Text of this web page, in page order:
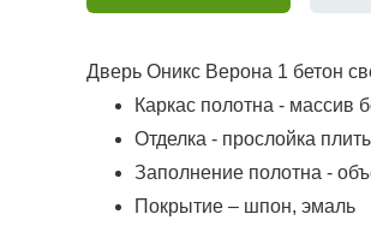
Дверь Оникс Верона 1 бетон
Каркас полотна - массив
Отделка - прослойка
Заполнение полотна -
Покрытие – шпон, эмаль